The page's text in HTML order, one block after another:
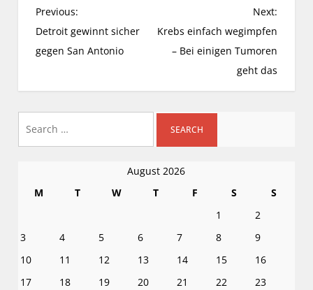
P
o
s
n
v
i
t
Previous:
Detroit gewinnt sicher
gegen San Antonio
Next:
Krebs einfach wegimpfen
– Bei einigen Tumoren
geht das
August 2026
M
T W T F S
S
1
2
3
4 5 6 7 8
9
10
11 12 13 14 15
16
17
18 19 20 21 22
23